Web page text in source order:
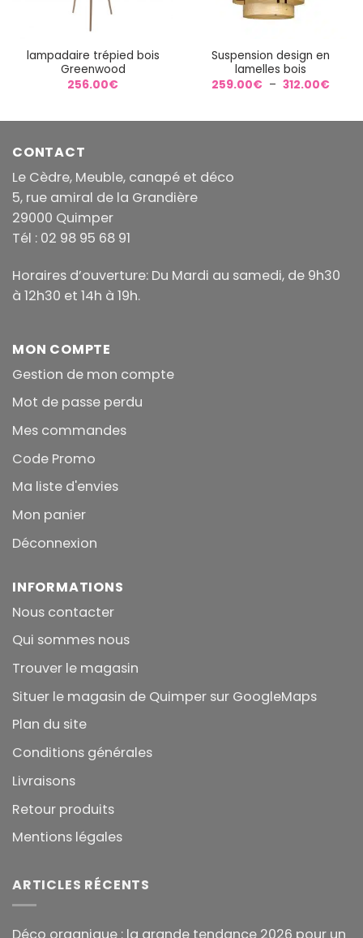
lampadaire trépied bois
Greenwood
256.00€
Suspension design en
lamelles bois
259.00€ – 312.00€Plage
à
CONTACT
Le Cèdre, Meuble, canapé et déco
5, rue amiral de la Grandière
29000 Quimper
Tél : 02 98 95 68 91
Horaires d’ouverture: Du Mardi au samedi, de 9h30
à 12h30 et 14h à 19h.
MON COMPTE
Gestion de mon compte
Mot de passe perdu
Mes commandes
Code Promo
Ma liste d'envies
Mon panier
Déconnexion
INFORMATIONS
Nous contacter
Qui sommes nous
Trouver le magasin
Situer le magasin de Quimper sur GoogleMaps
Plan du site
Conditions générales
Livraisons
Retour produits
Mentions légales
ARTICLES RÉCENTS